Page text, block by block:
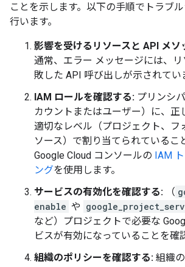
ことを示します。以下の手順でトラブ
行います。
影響を受けるリソースと API メソ
通常、エラー メッセージには、
敗した API 呼び出しが示されてい
IAM ロールを確認する: プリンシ
カウントまたはユーザー）に、正
適切なレベル（プロジェクト、フ
ソース）で割り当てられているこ
Google Cloud コンソールの IAM
ングを使用します。
サービスの有効化を確認する: （
enable や
など）プロジェクトで必要な
ビスが有効になっていることを確
組織のポリシーを確認する: 組織